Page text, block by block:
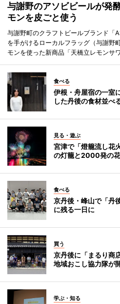
与謝野のアソビビールが発
モンを皮ごと使う
与謝野町のクラフトビールブランド「
を手がけるローカルフラッグ（与謝野
モンを使った新商品「天橋立レモンサ
食べる
伊根・舟屋宿の一室
した丹後の食材並べ
見る・遊ぶ
宮津で「燈籠流し
の灯籠と2000発の
食べる
京丹後・峰山で「丹
に残る一日に
買う
京丹後に「まるり商
地域おこし協力隊が
学ぶ・知る